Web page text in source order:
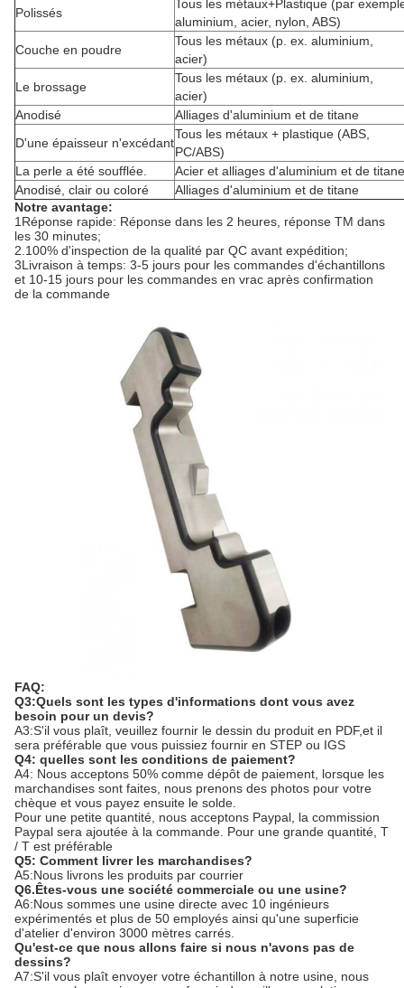
Polissés
Tous les métaux+Plastique (par
aluminium, acier, nylon, ABS)
Couche en poudre
Tous les métaux (p. ex. aluminium,
acier)
Le brossage
Tous les métaux (p. ex. aluminium,
acier)
Anodisé
Alliages d'aluminium et de titane
D'une épaisseur n'excédant
Tous les métaux + plastique (ABS,
PC/ABS)
La perle a été soufflée.
Acier et alliages d'aluminium et de titane
Anodisé, clair ou coloré
Alliages d'aluminium et de titane
Notre avantage:
1Réponse rapide: Réponse dans les 2 heures, réponse TM dans
les 30 minutes;
2.100% d'inspection de la qualité par QC avant expédition;
3Livraison à temps: 3-5 jours pour les commandes d'échantillons
et 10-15 jours pour les commandes en vrac après confirmation
de la commande
FAQ:
Q3:Quels sont les types d'informations dont vous avez
besoin pour un devis?
A3:S'il vous plaît, veuillez fournir le dessin du produit en PDF,et il
sera préférable que vous puissiez fournir en STEP ou IGS
Q4: quelles sont les conditions de paiement?
A4: Nous acceptons 50% comme dépôt de paiement, lorsque les
marchandises sont faites, nous prenons des photos pour votre
chèque et vous payez ensuite le solde.
Pour une petite quantité, nous acceptons Paypal, la commission
Paypal sera ajoutée à la commande. Pour une grande quantité, T
/ T est préférable
Q5: Comment livrer les marchandises?
A5:Nous livrons les produits par courrier
Q6.Êtes-vous une société commerciale ou une usine?
A6:Nous sommes une usine directe avec 10 ingénieurs
expérimentés et plus de 50 employés ainsi qu'une superficie
d'atelier d'environ 3000 mètres carrés.
Qu'est-ce que nous allons faire si nous n'avons pas de
dessins?
A7:S'il vous plaît envoyer votre échantillon à notre usine, nous